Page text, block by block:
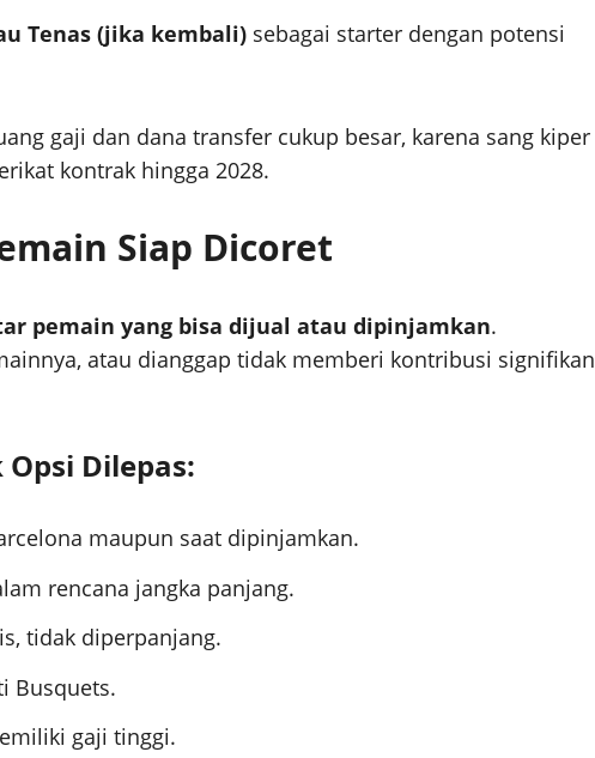
Tenas (jika kembali) sebagai starter dengan potensi
gaji dan dana transfer cukup besar, karena sang kiper
kontrak hingga 2028.
Siap Dicoret
pemain yang bisa dijual atau dipinjamkan.
atau dianggap tidak memberi kontribusi signifikan
Dilepas:
maupun saat dipinjamkan.
rencana jangka panjang.
tidak diperpanjang.
Busquets.
gaji tinggi.